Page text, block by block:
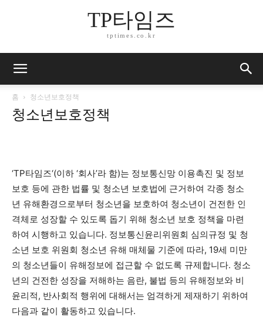
TP타임즈
tptimes.co.kr
홈 청소년보호정책
청소년보호정책
‘TP타임즈‘(이하 ‘회사’라 함)는 정보통신망 이용촉진 및 정보
보호 등에 관한 법률 및 청소년 보호법에 근거하여 각종 청소
년 유해환경으로부터 청소년을 보호하여 청소년이 건전한 인
격체로 성장할 수 있도록 돕기 위해 청소년 보호 정책을 마련
하여 시행하고 있습니다. 정보통신윤리위원회 심의규정 및 청
소년 보호 위원회 청소년 유해 매체물 기준에 따라, 19세 미만
의 청소년들이 유해정보에 접근할 수 없도록 규제합니다. 청소
년의 건전한 성장을 저해하는 음란, 불법 등의 유해정보와 비
윤리적, 반사회적 행위에 대해서는 엄격하게 제재하기 위하여
다음과 같이 활동하고 있습니다.